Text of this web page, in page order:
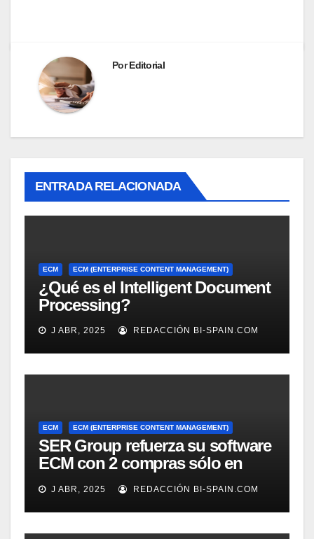
PorEditorial
ENTRADA RELACIONADA
ECM ECM (ENTERPRISE CONTENT MANAGEMENT)
¿Qué es el Intelligent Document
Processing?
J ABR, 2025 REDACCIÓN BI-SPAIN.COM
ECM ECM (ENTERPRISE CONTENT MANAGEMENT)
SER Group refuerza su software
ECM con 2 compras sólo en
marzo
J ABR, 2025 REDACCIÓN BI-SPAIN.COM